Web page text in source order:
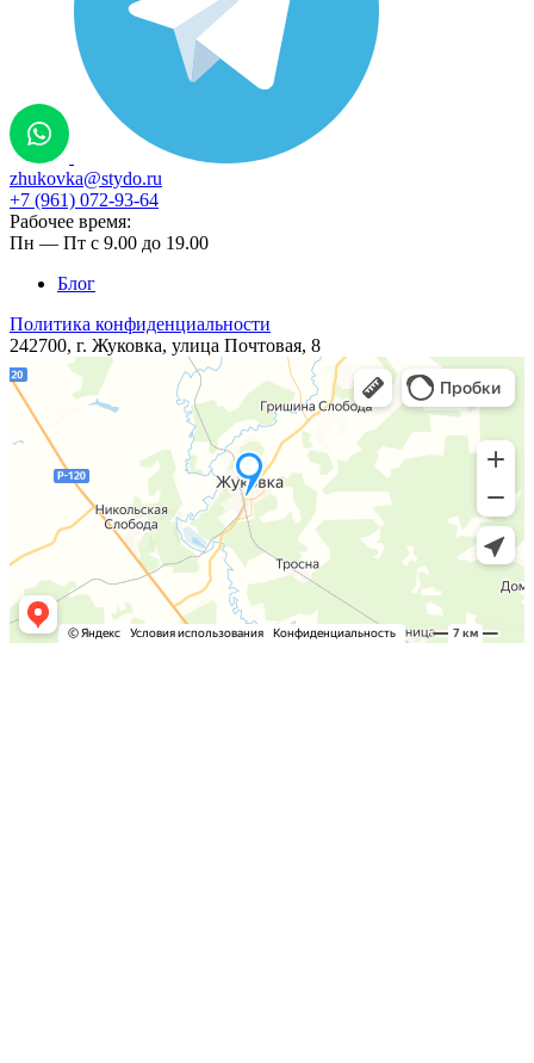
zhukovka@stydo.ru
+7 (961) 072-93-64
Рабочее время:
Пн — Пт с 9.00 до 19.00
Блог
Политика конфиденциальности
242700, г. Жуковка, ​улица ​Почтовая, 8